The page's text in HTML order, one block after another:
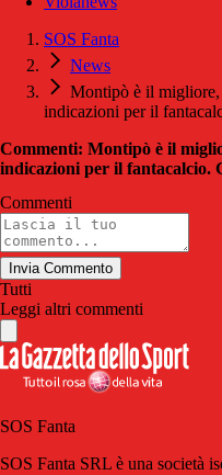
SOS Fanta
News
Montipò è il migliore,
indicazioni per il
Commenti: Montipò è il
indicazioni per il fantacalcio.
Commenti
Invia Commento
Tutti
Leggi altri commenti
SOS Fanta
SOS Fanta SRL è una società